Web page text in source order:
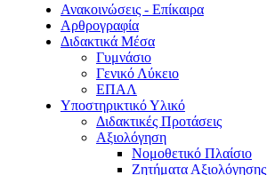
Ανακοινώσεις - Επίκαιρα
Αρθρογραφία
Διδακτικά Μέσα
Γυμνάσιο
Γενικό Λύκειο
ΕΠΑΛ
Υποστηρικτικό Υλικό
Διδακτικές Προτάσεις
Αξιολόγηση
Νομοθετικό Πλαίσιο
Ζητήματα Αξιολόγησης